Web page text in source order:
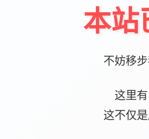
本站
不妨移
这里
这不仅